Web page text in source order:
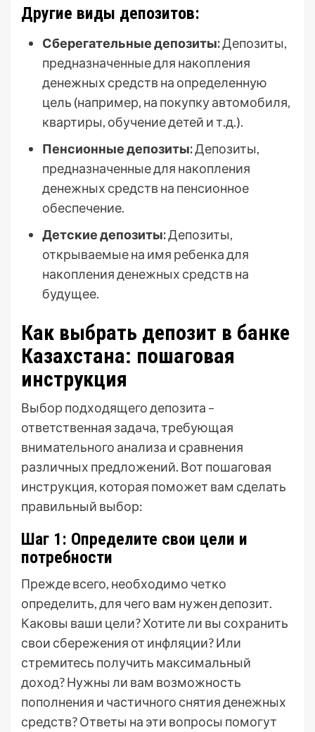
Другие виды депозитов:
Сберегательные депозиты:Депозиты,
предназначенные для накопления
денежных средств на определенную
цель (например, на покупку автомобиля,
квартиры, обучение детей и т.д.).
Пенсионные депозиты:Депозиты,
предназначенные для накопления
денежных средств на пенсионное
обеспечение.
Детские депозиты:Депозиты,
открываемые на имя ребенка для
накопления денежных средств на
будущее.
Как выбрать депозит в банке
Казахстана: пошаговая
инструкция
Выбор подходящего депозита –
ответственная задача, требующая
внимательного анализа и сравнения
различных предложений. Вот пошаговая
инструкция, которая поможет вам сделать
правильный выбор:
Шаг 1: Определите свои цели и
потребности
Прежде всего, необходимо четко
определить, для чего вам нужен депозит.
Каковы ваши цели? Хотите ли вы сохранить
свои сбережения от инфляции? Или
стремитесь получить максимальный
доход? Нужны ли вам возможность
пополнения и частичного снятия денежных
средств? Ответы на эти вопросы помогут